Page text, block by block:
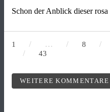
Schon der Anblick dieser
1 / … / 8 /
/
43
WEITERE KOMMENTARE